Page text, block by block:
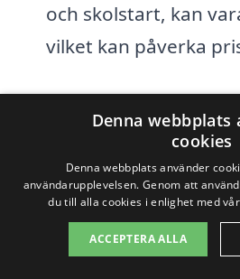
och skolstart, kan
vilket kan påverka
kostnaden för en
det en bra idé att
från olika flyttfirmor. På
jämföra priser och
Denna webbplats
cookies
Denna webbplats använder
användarupplevelsen. Genom att
du till alla cookies i enlighet med
ACCEPTERA ALLA